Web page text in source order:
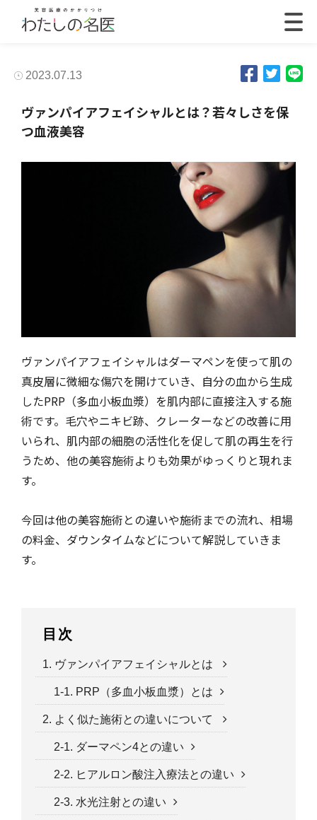
2023.07.13
ヴァンパイアフェイシャルとは？若々しさを保
つ血液美容
ヴァンパイアフェイシャルはダーマペンを使って肌の
真皮層に微細な傷穴を開けていき、自分の血から生成
したPRP（多血小板血漿）を肌内部に直接注入する施
術です。毛穴やニキビ跡、クレーターなどの改善に用
いられ、肌内部の細胞の活性化を促して肌の再生を行
うため、他の美容施術よりも効果がゆっくりと現れま
す。
今回は他の美容施術との違いや施術までの流れ、相場
の料金、ダウンタイムなどについて解説していきま
す。
目次
1. ヴァンパイアフェイシャルとは
1-1. PRP（多血小板血漿）とは
2. よく似た施術との違いについて
2-1. ダーマペン4との違い
2-2. ヒアルロン酸注入療法との違い
2-3. 水光注射との違い